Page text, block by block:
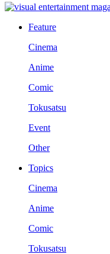
Feature
Cinema
Anime
Comic
Tokusatsu
Event
Other
Topics
Cinema
Anime
Comic
Tokusatsu